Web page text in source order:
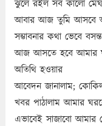
ঝুলে রইল সব কালো
আবার আজ তুমি আসবে
সম্ভাবনার কথা ভেবে
আজ আসতে হবে আমার
অতিথি হওয়ার
আবেদন জানালাম;
খবর পাঠালাম আমার
এভাবেই সাজাবো আমার